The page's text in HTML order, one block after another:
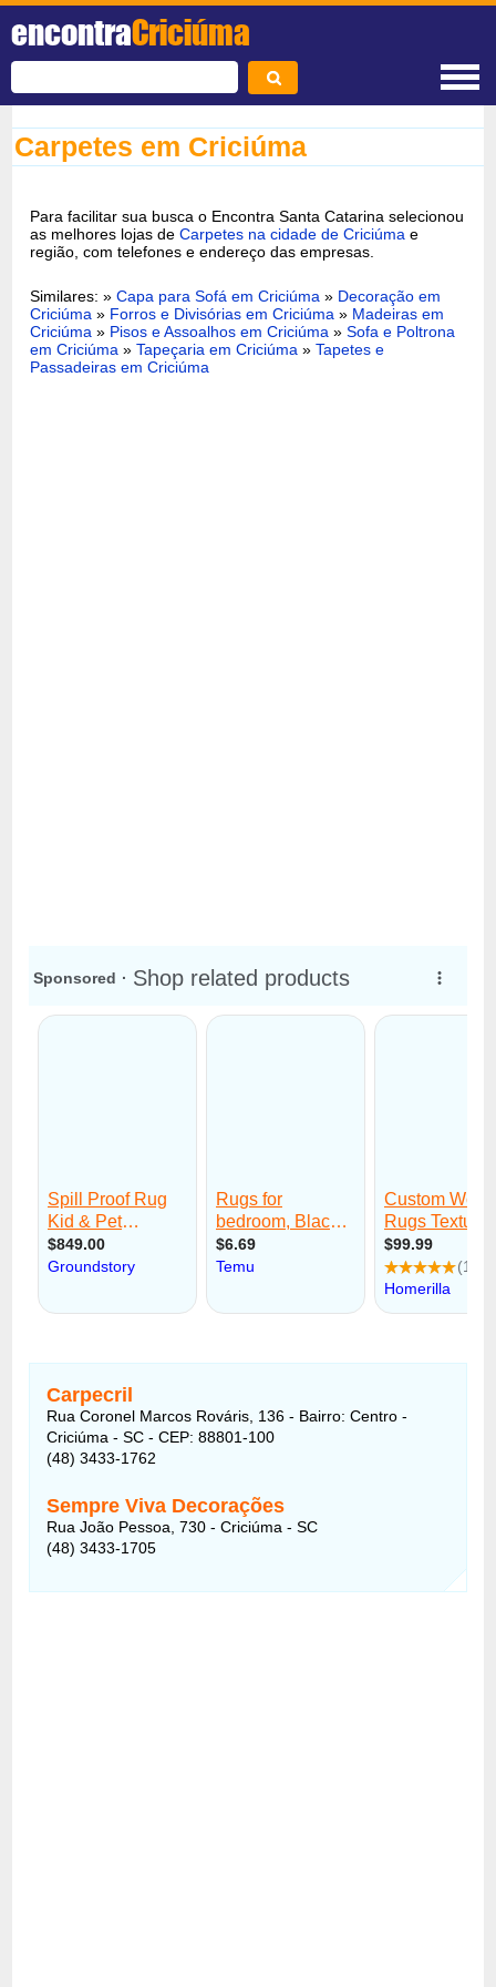
encontraCriciúma
Carpetes em Criciúma
Para facilitar sua busca o Encontra Santa Catarina selecionou
as melhores lojas deCarpetes na cidade de Criciúma e
região, com telefones e endereço das empresas.
Similares: »Capa para Sofá em Criciúma » Decoração em
Criciúma » Forros e Divisórias em Criciúma » Madeiras em
Criciúma » Pisos e Assoalhos em Criciúma »Sofa e Poltrona
em Criciúma »Tapeçaria em Criciúma »Tapetes e
Passadeiras em Criciúma
Carpecril
Rua Coronel Marcos Rováris, 136 - Bairro: Centro -
Criciúma - SC - CEP: 88801-100
(48) 3433-1762
Sempre Viva Decorações
Rua João Pessoa, 730 - Criciúma - SC
(48) 3433-1705